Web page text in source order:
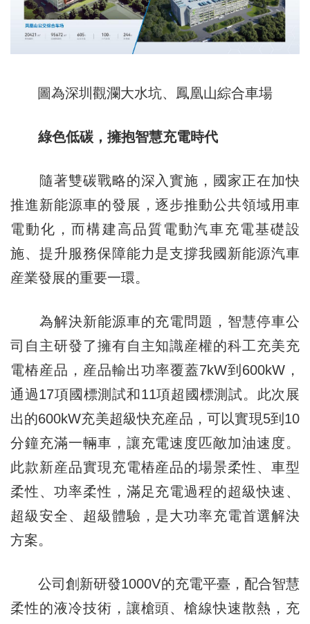
圖為深圳觀瀾大水坑、鳳凰山綜合車場
綠色低碳，擁抱智慧充電時代
隨著雙碳戰略的深入實施，國家正在加快
推進新能源車的發展，逐步推動公共領域用車
電動化，而構建高品質電動汽車充電基礎設
施、提升服務保障能力是支撐我國新能源汽車
産業發展的重要一環。
為解決新能源車的充電問題，智慧停車公
司自主研發了擁有自主知識産權的科工充美充
電樁産品，産品輸出功率覆蓋7kW到600kW，
通過17項國標測試和11項超國標測試。此次展
出的600kW充美超級快充産品，可以實現5到10
分鐘充滿一輛車，讓充電速度匹敵加油速度。
此款新産品實現充電樁産品的場景柔性、車型
柔性、功率柔性，滿足充電過程的超級快速、
超級安全、超級體驗，是大功率充電首選解決
方案。
公司創新研發1000V的充電平臺，配合智慧
柔性的液冷技術，讓槍頭、槍線快速散熱，充